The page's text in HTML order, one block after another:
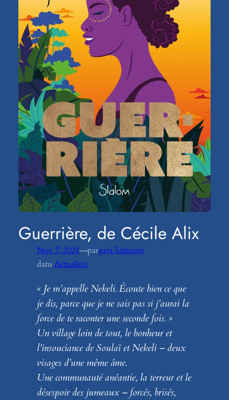
Guerrière, de Cécile Alix
Nov 7, 2024—parprix littéraire
dansActualités
« Je m’appelle Nekeli. Écoute bien ce que
je dis, parce que je ne sais pas si j’aurai la
force de te raconter une seconde fois. »
Un village loin de tout, le bonheur et
l’insouciance de Soulaï et Nekeli – deux
visages d’une même âme.
Une communauté anéantie, la terreur et le
désespoir des jumeaux – forcés, brisés,